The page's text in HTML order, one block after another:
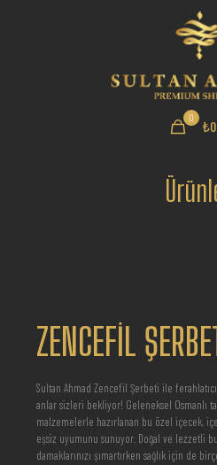
0
ZENCEFİL
Sultan Ahmad Zencefil Şerbeti ile
anlar sizleri bekliyor! Geleneksel Osmanlı
malzemelerle hazırlanan bu özel içecek,
eşsiz uyumunu sunuyor. Doğal ve lezzetli
damaklarınızı şımartırken sağlık için de